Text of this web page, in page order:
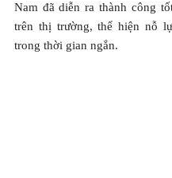
Nam đã diễn ra thành công
trên thị trường, thể hiện nỗ
trong thời gian ngắn.